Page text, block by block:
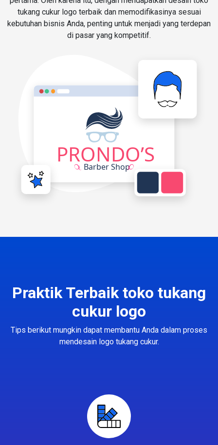
tukang cukur logo terbaik dan memodifikasinya sesuai
kebutuhan bisnis Anda, penting untuk menjadi yang terdepan
di pasar yang kompetitif.
Praktik Terbaik toko tukang
cukur logo
Tips berikut mungkin dapat membantu Anda dalam proses
mendesain logo tukang cukur.